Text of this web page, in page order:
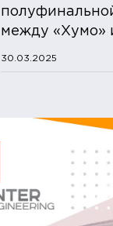
между «Хумо»
30.03.2025